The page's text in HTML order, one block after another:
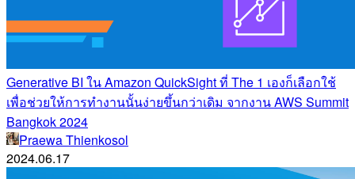
Generative BI ใน Amazon QuickSight ที่ The 1 เองก็เลือกใช้
เพื่อช่วยให้การทำงานนั้นง่ายขึ้นกว่าเดิม จากงาน AWS Summit
Bangkok 2024
Praewa Thienkosol
2024.06.17